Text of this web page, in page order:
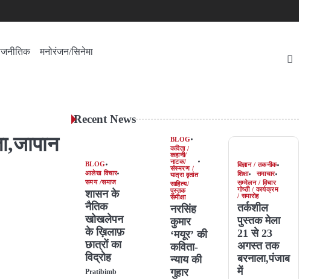
मनोरंजन/सिनेमा
Recent News
BLOG
आलेख विचार
समय /समाज
शासन के
नैतिक
खोखलेपन
के ख़िलाफ़
छात्रों का
विद्रोह
Pratibimb
BLOG
कविता /
कहानी/
नाटक/
संस्मरण /
यात्रा वृतांत
साहित्य/
पुस्तक
समीक्षा
नरसिंह
कुमार
‘मयूर’ की
कविता-
न्याय की
गुहार
विज्ञान / तकनीक
शिक्षा
समाचार
सम्मेलन / विचार
गोष्ठी / कार्यक्रम
/ समारोह
तर्कशील
पुस्तक मेला
21 से 23
अगस्त तक
बरनाला,पंजाब
में